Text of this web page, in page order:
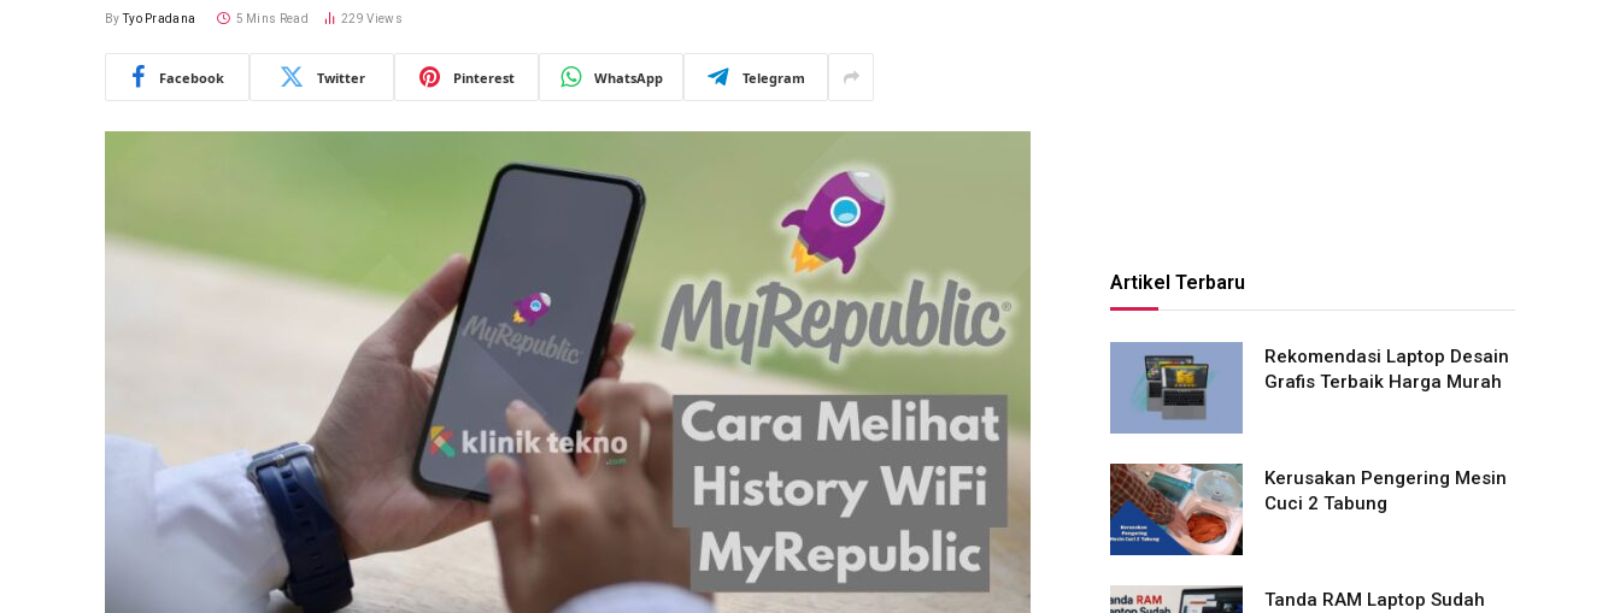
By Tyo Pradana 5 Mins Read 229Views
Facebook Twitter Pinterest WhatsApp Telegram
Artikel Terbaru
Rekomendasi Laptop Desain
Grafis Terbaik Harga Murah
Kerusakan Pengering Mesin
Cuci 2 Tabung
Tanda RAM Laptop Sudah